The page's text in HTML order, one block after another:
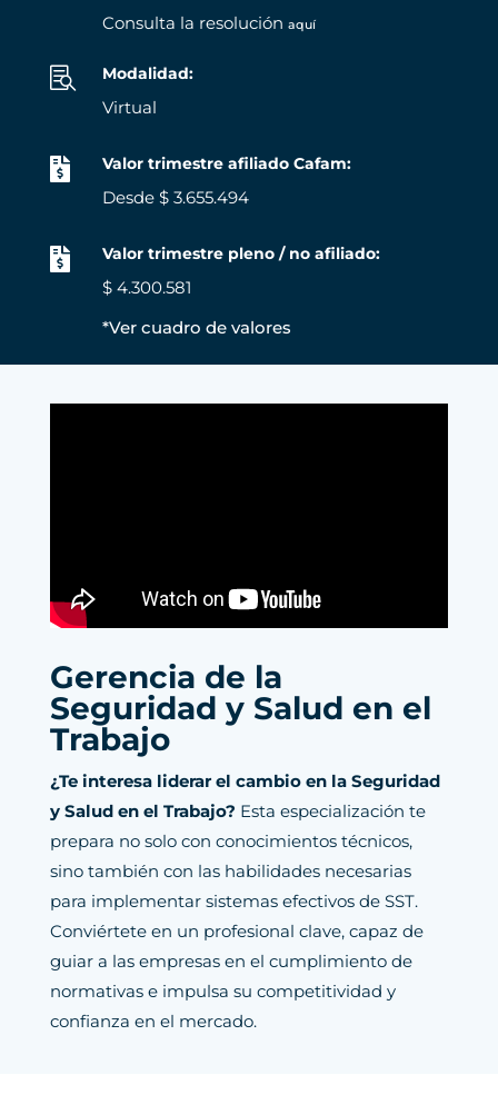
Consulta la resolución aquí
 Modalidad:
Virtual
 Valor trimestre afiliado Cafam:
Desde $ 3.655.494
 Valor trimestre pleno / no afiliado:
$ 4.300.581
*Ver cuadro de valores
Gerencia de la
Seguridad y Salud en el
Trabajo
¿Te interesa liderar el cambio en la Seguridad
y Salud en el Trabajo? Esta especialización te
prepara no solo con conocimientos técnicos,
sino también con las habilidades necesarias
para implementar sistemas efectivos de SST.
Conviértete en un profesional clave, capaz de
guiar a las empresas en el cumplimiento de
normativas e impulsa su competitividad y
confianza en el mercado.